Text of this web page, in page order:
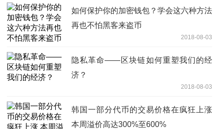
如何保护你的加密钱包？学会这六种方法
再也不怕黑客来盗币
2018-08-03
隐私革命——区块链如何重塑我们的经
济？
2018-08-03
韩国一部分代币的交易价格在疯狂上涨
本周溢价高达300%至600%